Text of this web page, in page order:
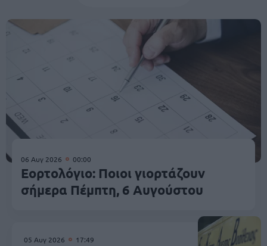
06 Αυγ 2026 00:00
Εορτολόγιο: Ποιοι γιορτάζουν
σήμερα Πέμπτη, 6 Αυγούστου
05 Αυγ 2026 17:49